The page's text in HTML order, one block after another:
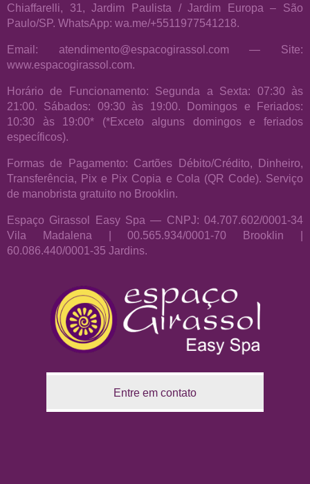
Chiaffarelli, 31, Jardim Paulista / Jardim Europa – São
Paulo/SP. WhatsApp: wa.me/+5511977541218.
Email: atendimento@espacogirassol.com — Site:
www.espacogirassol.com.
Horário de Funcionamento: Segunda a Sexta: 07:30 às
21:00. Sábados: 09:30 às 19:00. Domingos e Feriados:
10:30 às 19:00* (*Exceto alguns domingos e feriados
específicos).
Formas de Pagamento: Cartões Débito/Crédito, Dinheiro,
Transferência, Pix e Pix Copia e Cola (QR Code). Serviço
de manobrista gratuito no Brooklin.
Espaço Girassol Easy Spa — CNPJ: 04.707.602/0001-34
Vila Madalena | 00.565.934/0001-70 Brooklin |
60.086.440/0001-35 Jardins.
Entre em contato